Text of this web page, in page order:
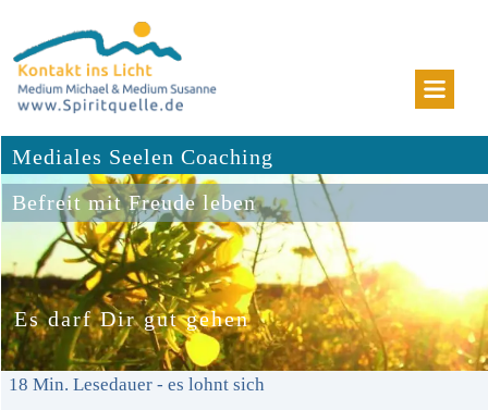
Mediales Seelen Coaching
Befreit mit Freude leben
Es darf Dir gut gehen
18 Min. Lesedauer - es lohnt sich